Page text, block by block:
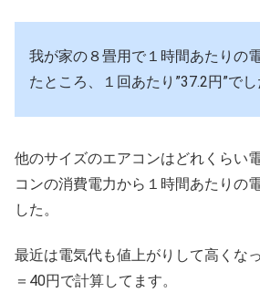
我が家の８畳用で１時間あたりの
たところ、１回あたり”37.2円”でし
他のサイズのエアコンはどれくらい
コンの消費電力から１時間あたりの
した。
最近は電気代も値上がりして高くな
＝40円で計算してます。